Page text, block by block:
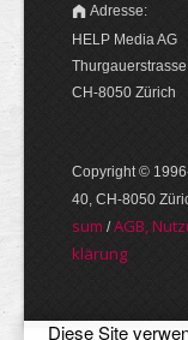
Adresse:
HELP Media AG
CH-8050 Zürich
Copyright ©
40, CH-8050
sum /AGB,
klärung
Diese Site